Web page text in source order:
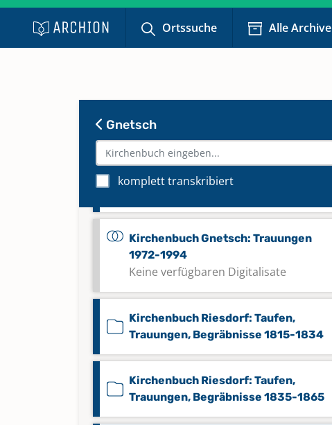
Ortssuche Alle Archive
Gnetsch
komplett transkribiert
Keine verfügbaren Digitalisate
Kirchenbuch Gnetsch: Taufen,
Trauungen, Begräbnisse 1836-1867
Kirchenbuch Gnetsch: Taufen,
Trauungen, Begräbnisse 1868-1871
Kirchenbuch Gnetsch: Trauungen
1972-1994
Keine verfügbaren Digitalisate
Kirchenbuch Riesdorf: Taufen,
Trauungen, Begräbnisse 1815-1834
Kirchenbuch Riesdorf: Taufen,
Trauungen, Begräbnisse 1835-1865